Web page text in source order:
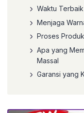
Waktu
Menjaga
Proses
Apa yang
Massal
Garansi yang